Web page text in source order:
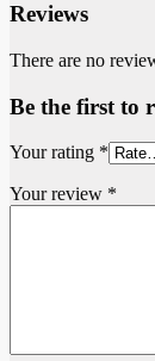
Reviews
There are no
Be the first to
Your rating *
Your review *